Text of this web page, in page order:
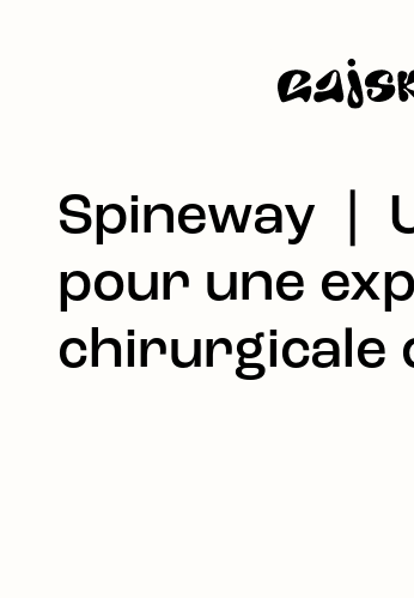
Spineway ❘
pour une
chirurgicale